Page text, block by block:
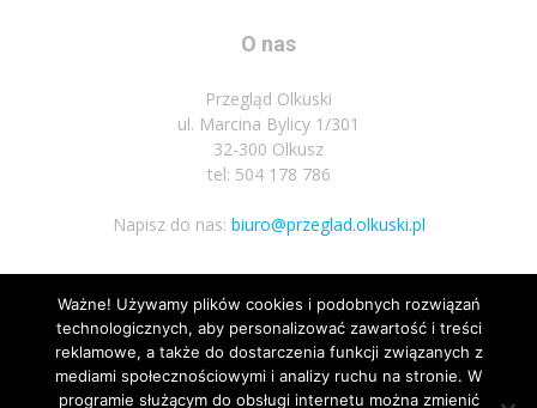
O nas
Przegląd Olkuski
ul. Marcina Bylicy 1/301
32-300 Olkusz
tel: 504 178 786
Napisz do nas: biuro@przeglad.olkuski.pl
Podążaj za nami
Ważne! Używamy plików cookies i podobnych rozwiązań
technologicznych, aby personalizować zawartość i treści
reklamowe, a także do dostarczenia funkcji związanych z
mediami społecznościowymi i analizy ruchu na stronie. W
programie służącym do obsługi internetu można zmienić